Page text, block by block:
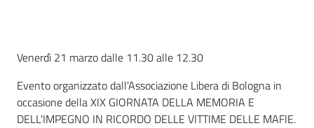
Percorsi
sulla
memoria
Cos'è
Venerdì 21 marzo dalle 11.30 alle 12.30
Evento organizzato dall'Associazione Libera di Bologna in
occasione della XIX GIORNATA DELLA MEMORIA E
DELL'IMPEGNO IN RICORDO DELLE VITTIME DELLE MAFIE.